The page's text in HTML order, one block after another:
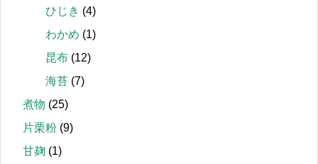
ひじき (4)
わかめ (1)
昆布 (12)
海苔 (7)
煮物 (25)
片栗粉 (9)
甘麹 (1)